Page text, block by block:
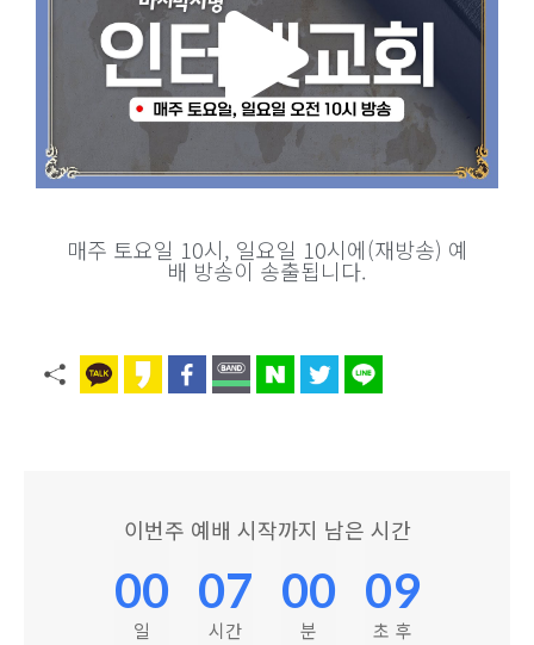
매주 토요일 10시, 일요일 10시에(재방송) 예
배 방송이 송출됩니다.
이번주 예배 시작까지 남은 시간
00
일
07
시간
00
분
08
초 후